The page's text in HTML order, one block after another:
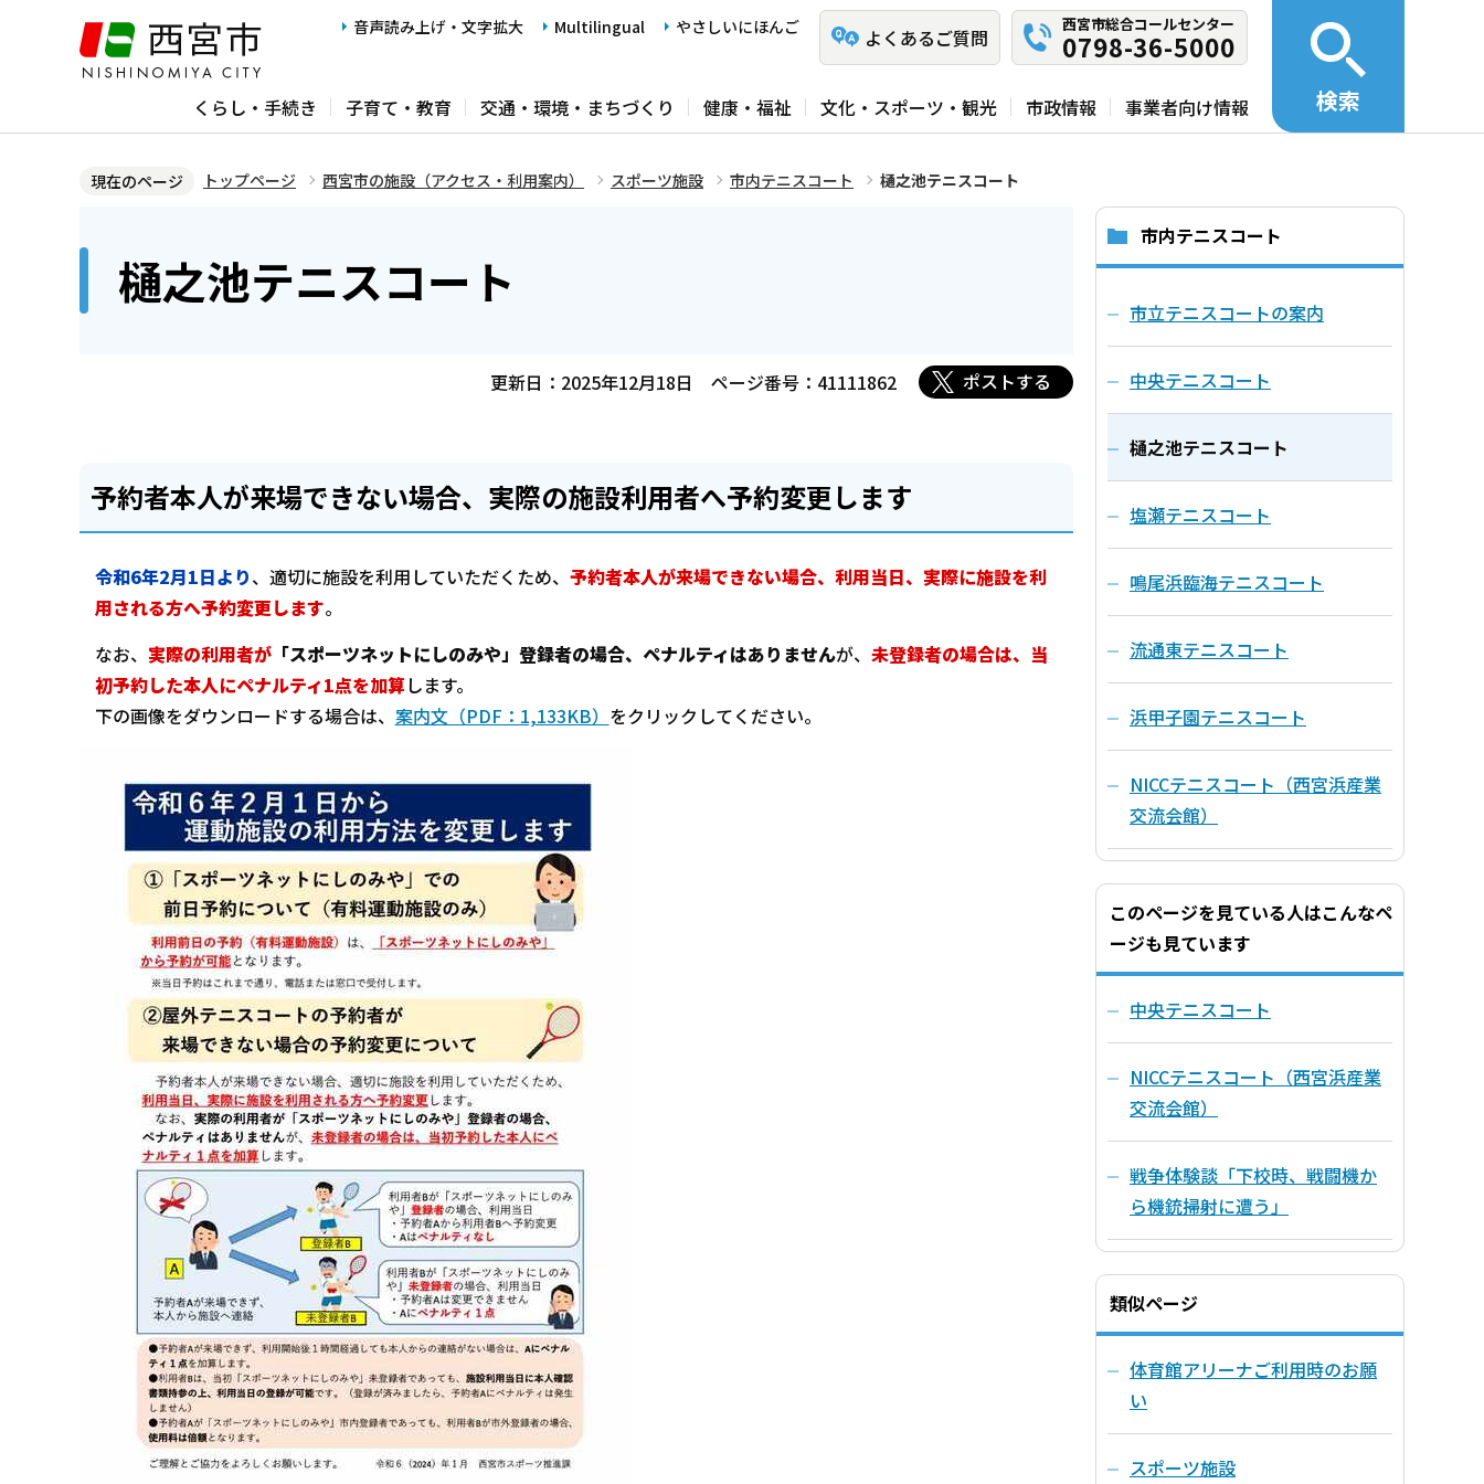
ジ
音声読み上げ・文字拡大 Multilingual やさしいにほんご よくあるご質問
西宮市総合コールセンター
0798-36-5000
くらし・手続き 子育て・教育 交通・環境・まちづくり 健康・福祉 文化・スポーツ・観光 市政情報 事業者向け情報 検索
現在のページ トップページ 西宮市の施設（アクセス・利用案内） スポーツ施設 市内テニスコート 樋之池テニスコート
樋之池テニスコート
更新日：2025年12月18日 ページ番号：41111862 ポストする
予約者本人が来場できない場合、実際の施設利用者へ予約変更します
令和6年2月1日より、適切に施設を利用していただくため、 予約者本人が来場できない場合、利用当日、実際に施設を利
用される方へ予約変更します。
なお、 実際の利用者が「スポーツネットにしのみや」登録者の場合、ペナルティはありませんが、 未登録者の場合は、当
初予約した本人にペナルティ1点を加算 します。
下の画像をダウンロードする場合は、 案内文（PDF：1,133KB） をクリックしてください。
市内テニスコート
市立テニスコートの案内
中央テニスコート
樋之池テニスコート
塩瀬テニスコート
鳴尾浜臨海テニスコート
流通東テニスコート
浜甲子園テニスコート
NICCテニスコート（西宮浜産業
交流会館）
このページを見ている人はこんなペ
ージも見ています
中央テニスコート
NICCテニスコート（西宮浜産業
交流会館）
戦争体験談「下校時、戦闘機か
ら機銃掃射に遭う」
類似ページ
体育館アリーナご利用時のお願
い
スポーツ施設